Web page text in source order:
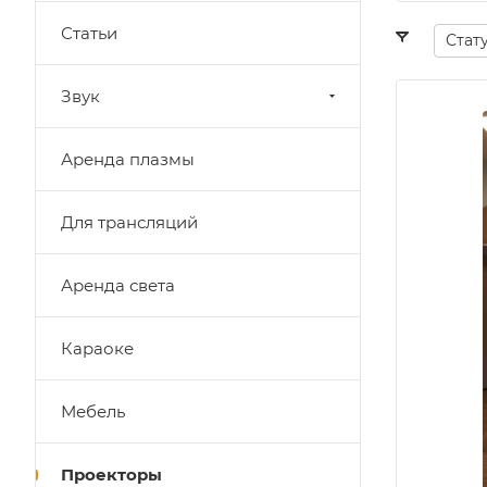
Статьи
Звук
Аренда плазмы
Для трансляций
Аренда света
Караоке
Мебель
Проекторы